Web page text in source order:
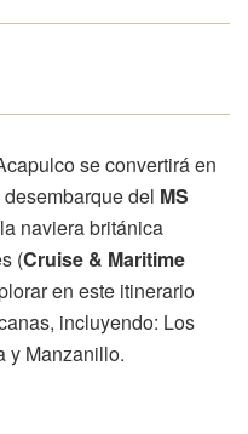
se convertirá en
del MS
naviera británica
(Cruise & Maritime
en este itinerario
incluyendo: Los
y Manzanillo.